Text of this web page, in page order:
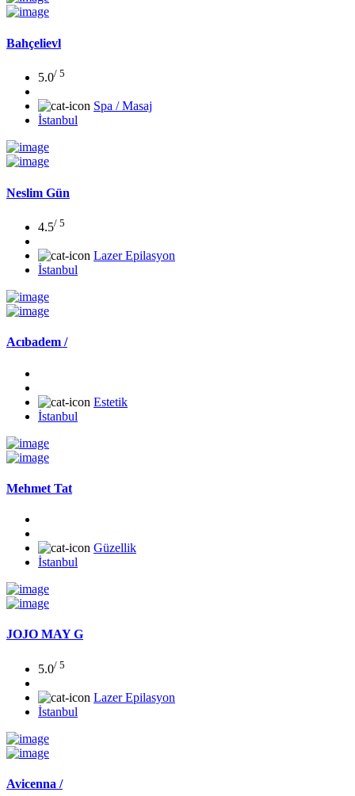
Bahçelievl
5.0/ 5
Spa / Masaj
İstanbul
Neslim Gün
4.5/ 5
Lazer Epilasyon
İstanbul
Acıbadem /
Estetik
İstanbul
Mehmet Tat
Güzellik
İstanbul
JOJO MAY G
5.0/ 5
Lazer Epilasyon
İstanbul
Avicenna /